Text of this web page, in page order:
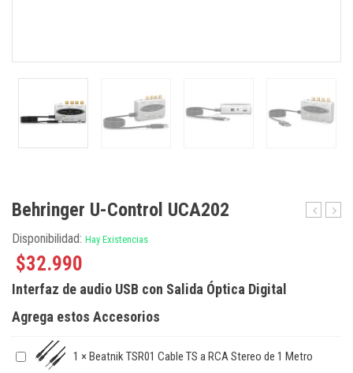
y
Behringer U-Control UCA202
Disponibilidad: Hay Existencias
$32.990
Interfaz de audio USB con Salida Óptica Digital
Agrega estos Accesorios
1 × Beatnik TSR01 Cable TS a RCA Stereo de 1 Metro